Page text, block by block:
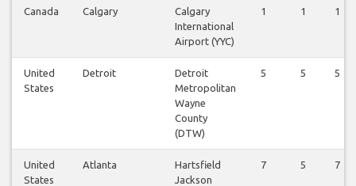
Canada Calgary
Calgary
International
Airport (YYC)
1 1 1
United
States
Detroit
Detroit
Metropolitan
Wayne
County
(DTW)
5 5 5
United
States
Atlanta
Hartsfield
Jackson
7 5 7